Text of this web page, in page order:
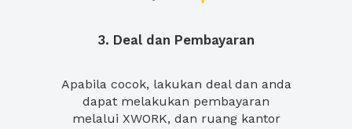
3. Deal dan Pembayaran
Apabila cocok, lakukan deal dan anda
dapat melakukan pembayaran
melalui XWORK, dan ruang kantor